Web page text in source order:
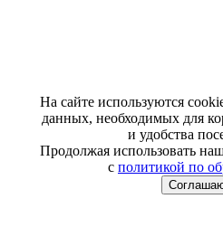
На сайте используются
данных, необходимых для
и удобства
Продолжая использовать
с политикой по